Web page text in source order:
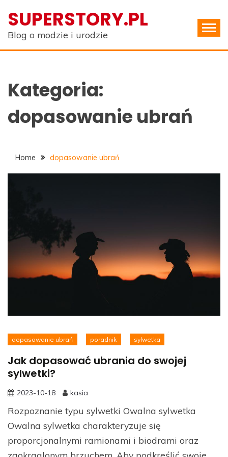
content
SUPERSTORY.PL
Blog o modzie i urodzie
Kategoria:
dopasowanie ubrań
Home dopasowanie ubrań
dopasowanie ubrań poradnik sylwetka
Jak dopasować ubrania do swojej
sylwetki?
2023-10-18 kasia
Rozpoznanie typu sylwetki Owalna sylwetka
Owalna sylwetka charakteryzuje się
proporcjonalnymi ramionami i biodrami oraz